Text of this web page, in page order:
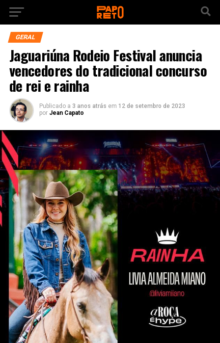
GERAL
Jaguariúna Rodeio Festival anuncia
vencedores do tradicional concurso
de rei e rainha
Publicado a 3 anos atrás em 12 de setembro de 2023
por Jean Capato